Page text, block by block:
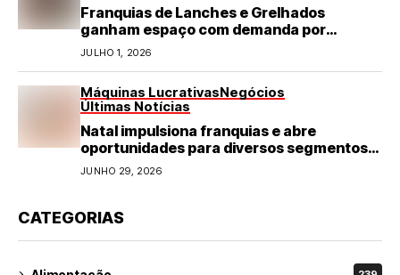
Franquias de Lanches e Grelhados
ganham espaço com demanda por
refeições rápidas e de qualidade
JULHO 1, 2026
Máquinas LucrativasNegócios
Últimas Notícias
Natal impulsiona franquias e abre
oportunidades para diversos segmentos
do varejo
JUNHO 29, 2026
CATEGORIAS